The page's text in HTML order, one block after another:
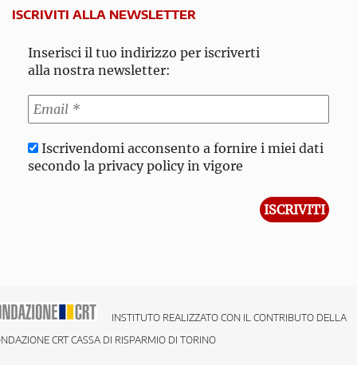
ISCRIVITI ALLA NEWSLETTER
Inserisci il tuo indirizzo per iscriverti
alla nostra newsletter:
Iscrivendomi acconsento a fornire i miei dati
secondo la privacy policy in vigore
INSTITUTO REALIZZATO CON IL CONTRIBUTO DELLA
CRT CASSA DI RISPARMIO DI TORINO